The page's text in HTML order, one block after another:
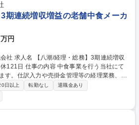
ン
量◎
3期連続増収増益の老舗中食メーカ
円
連続増収
行う当社にて
す。仕訳入力や売掛金管理等の経理業務、勤
務をそれぞれ5割ずつの割合で幅広く担当
：現金・預
、売掛金管理、支払請求書処理、年末調整な
：伝票入力、事務用品・消耗品発注、派遣従
計、ユニフォーム・作業靴管理、請求関係デ
日以上 転勤なし
退職金あり